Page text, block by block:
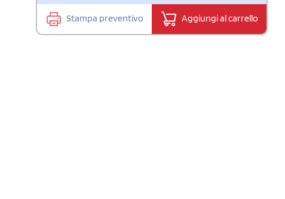
Stampa preventivo Aggiungi al carrello